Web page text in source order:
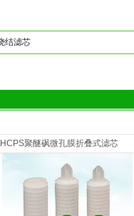
结滤芯
HCPS聚醚砜微孔膜折叠式滤芯